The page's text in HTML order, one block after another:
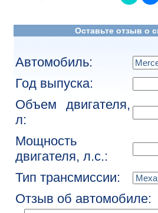
Оставьте отзыв о
Автомобиль:
Год выпуска:
Объем двигателя,
л:
Мощность
двигателя, л.с.:
Тип трансмиссии:
Отзыв об автомобиле: